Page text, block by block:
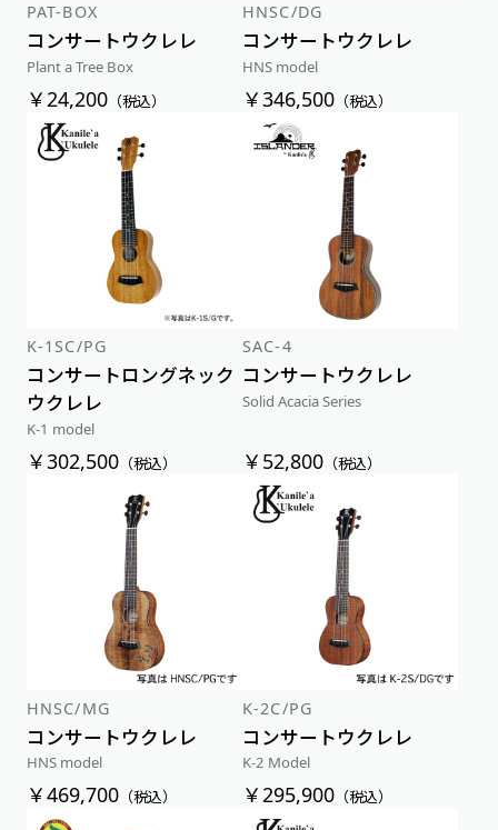
PAT-BOX
コンサートウクレレ
Plant a Tree Box
￥24,200（税込）
HNSC/DG
コンサートウクレレ
HNS model
￥346,500 （税込）
K-1SC/PG
コンサートロングネック
ウクレレ
K-1 model
￥302,500（税込）
SAC-4
コンサートウクレレ
Solid Acacia Series
￥52,800 （税込）
HNSC/MG
コンサートウクレレ
HNS model
￥469,700（税込）
K-2C/PG
コンサートウクレレ
K-2 Model
￥295,900 （税込）